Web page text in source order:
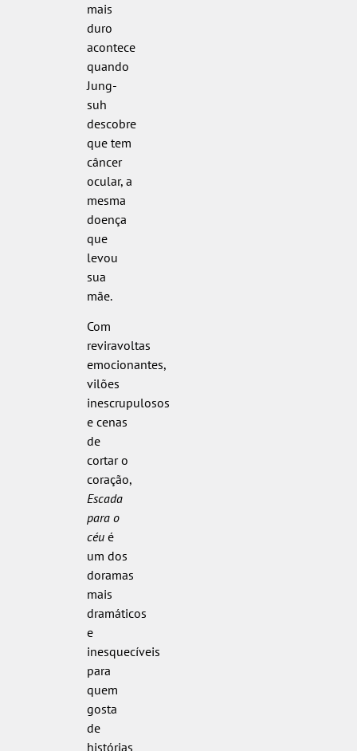
mais
duro
acontece
quando
Jung-
suh
descobre
que tem
câncer
ocular, a
mesma
doença
que
levou
sua
mãe.
Com
reviravoltas
emocionantes,
vilões
inescrupulosos
e cenas
de
cortar o
coração,
Escada
para o
céué
um dos
doramas
mais
dramáticos
e
inesquecíveis
para
quem
gosta
de
histórias